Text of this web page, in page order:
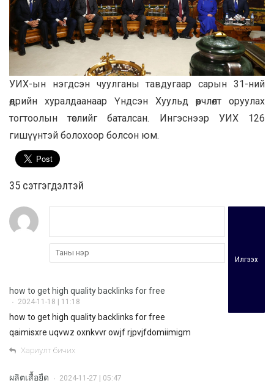
УИХ-ын нэгдсэн чуулганы тавдугаар сарын 31-ний
өдрийн хуралдаанаар Үндсэн Хуульд өөрчлөлт оруулах
тогтоолын төслийг баталсан. Ингэснээр УИХ 126
гишүүнтэй болохоор болсон юм.
35 cэтгэгдэлтэй
Илгээх
how to get high quality backlinks for free
• 2024-11-18 | 11:18
how to get high quality backlinks for free
qaimisxre uqvwz oxnkvvr owjf rjpvjfdomiimigm
Хариулт бичих
ผลิตเสื้อยืด • 2024-11-27 | 05:47